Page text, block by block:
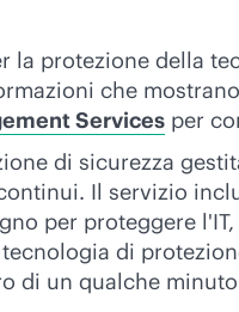
la protezione della
che
Services per
di sicurezza
Il servizio
per proteggere
di
di un qualche